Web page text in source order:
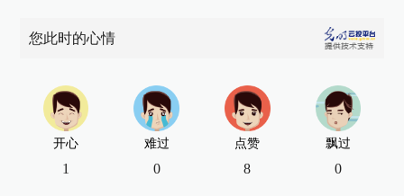
您此时的心情
开心
1
难过
0
点赞
8
飘过
0